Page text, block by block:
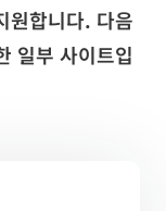
원합니다. 다음
일부 사이트입